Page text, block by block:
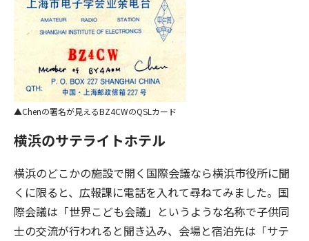
Chenの署名が見えるBZ4CWのQSLカード
横浜のサテライトホテル
横浜のどこかの施設で開く国際会議なら横浜市役所に聞
くに限ると、広報課に電話を入れて尋ねてみました。国
際会議は「世界こども会議」というような名称で子供同
士の交流が行われると聞き込み、会場と宿泊先は「サテ